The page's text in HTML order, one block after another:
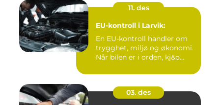
11. des
EU-kontroll i Larvik:
En EU-kontroll handler om
trygghet, miljø og økonomi.
Når bilen er i orden, kj&o...
03. des